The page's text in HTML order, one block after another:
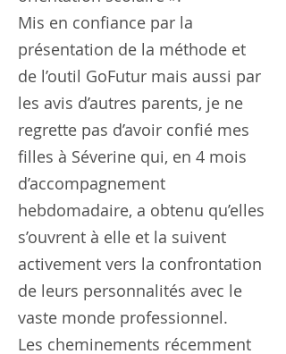
Mis en confiance par la
présentation de la méthode et
de l’outil GoFutur mais aussi par
les avis d’autres parents, je ne
regrette pas d’avoir confié mes
filles à Séverine qui, en 4 mois
d’accompagnement
hebdomadaire, a obtenu qu’elles
s’ouvrent à elle et la suivent
activement vers la confrontation
de leurs personnalités avec le
vaste monde professionnel.
Les cheminements récemment